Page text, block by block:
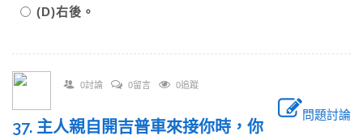
(D)右後。
0討論 0留言 0追蹤
問題討論
37. 主人親自開吉普車來接你時，你